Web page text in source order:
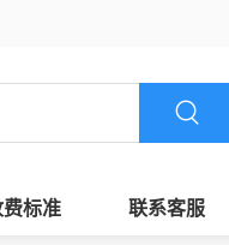
费标准 联系客服